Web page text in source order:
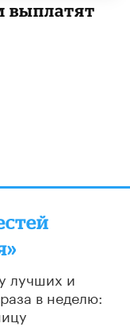
выплатят
лучших и
в неделю: